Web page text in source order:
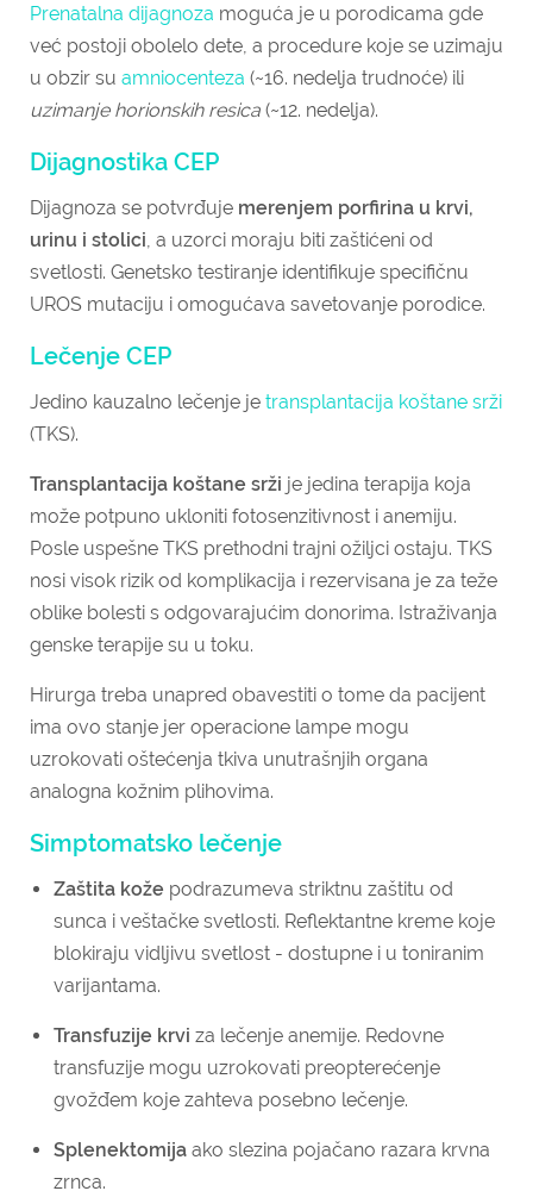
Prenatalna dijagnoza moguća je u porodicama gde
već postoji obolelo dete, a procedure koje se uzimaju
u obzir su amniocenteza (~16. nedelja trudnoće) ili
uzimanje horionskih resica (~12. nedelja).
Dijagnostika CEP
Dijagnoza se potvrđuje merenjem porfirina u krvi,
urinu i stolici, a uzorci moraju biti zaštićeni od
svetlosti. Genetsko testiranje identifikuje specifičnu
UROS mutaciju i omogućava savetovanje porodice.
Lečenje CEP
Jedino kauzalno lečenje je transplantacija koštane srži
(TKS).
Transplantacija koštane srži je jedina terapija koja
može potpuno ukloniti fotosenzitivnost i anemiju.
Posle uspešne TKS prethodni trajni ožiljci ostaju. TKS
nosi visok rizik od komplikacija i rezervisana je za teže
oblike bolesti s odgovarajućim donorima. Istraživanja
genske terapije su u toku.
Hirurga treba unapred obavestiti o tome da pacijent
ima ovo stanje jer operacione lampe mogu
uzrokovati oštećenja tkiva unutrašnjih organa
analogna kožnim plihovima.
Simptomatsko lečenje
Zaštita kože podrazumeva striktnu zaštitu od
sunca i veštačke svetlosti. Reflektantne kreme koje
blokiraju vidljivu svetlost - dostupne i u toniranim
varijantama.
Transfuzije krvi za lečenje anemije. Redovne
transfuzije mogu uzrokovati preopterećenje
gvožđem koje zahteva posebno lečenje.
Splenektomija ako slezina pojačano razara krvna
zrnca.